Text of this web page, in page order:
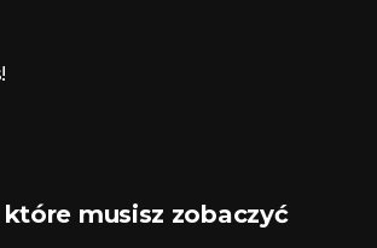
musisz zobaczyć